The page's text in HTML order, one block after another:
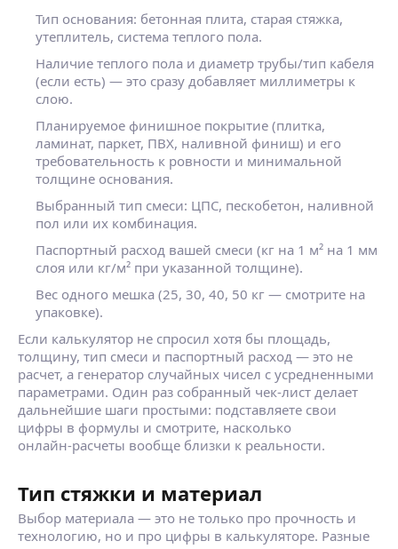
Тип основания: бетонная плита, старая стяжка,
утеплитель, система теплого пола.
Наличие теплого пола и диаметр трубы/тип кабеля
(если есть) — это сразу добавляет миллиметры к
слою.
Планируемое финишное покрытие (плитка,
ламинат, паркет, ПВХ, наливной финиш) и его
требовательность к ровности и минимальной
толщине основания.
Выбранный тип смеси: ЦПС, пескобетон, наливной
пол или их комбинация.
Паспортный расход вашей смеси (кг на 1 м² на 1 мм
слоя или кг/м² при указанной толщине).
Вес одного мешка (25, 30, 40, 50 кг — смотрите на
упаковке).
Если калькулятор не спросил хотя бы площадь,
толщину, тип смеси и паспортный расход — это не
расчет, а генератор случайных чисел с усредненными
параметрами. Один раз собранный чек‑лист делает
дальнейшие шаги простыми: подставляете свои
цифры в формулы и смотрите, насколько
онлайн‑расчеты вообще близки к реальности.
Тип стяжки и материал
Выбор материала — это не только про прочность и
технологию, но и про цифры в калькуляторе. Разные